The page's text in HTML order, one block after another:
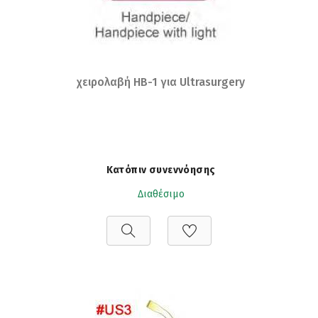
χειρολαβή HB-1 για Ultrasurgery
Κατόπιν συνεννόησης
Διαθέσιμο